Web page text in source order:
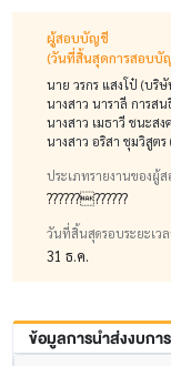
ผู้สอบบัญชี
(วันที่สิ้นสุดการสอบบั
นาย วรกร แสงโป๋ (บริ
นางสาว นาราลี การส
นางสาว เมธาวี ชนะส
นางสาว อริสา ชุมวิสูต
ประเภทรายงานของผู้
????????????
วันที่สิ้นสุดรอบระยะเว
31 ธ.ค.
ข้อมูลการนำส่งงบกา